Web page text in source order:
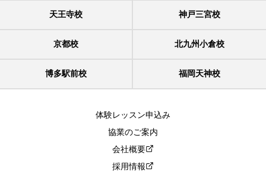
天王寺校 神戸三宮校
京都校 北九州小倉校
博多駅前校 福岡天神校
体験レッスン申込み
協業のご案内
会社概要
採用情報